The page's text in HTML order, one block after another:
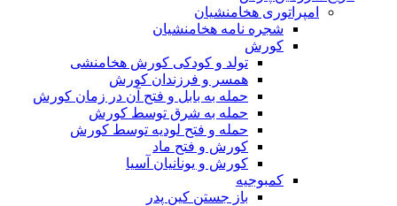
امپراتوری هخامنشیان
شجره نامه هخامنشیان
کورش
تولد و کودکی کورش هخامنشی
همسر و فرزندان کورش
حمله به بابل و فتح آن در زمان کورش
حمله به شرق توسط کورش
حمله و فتح لودیه توسط کورش
کورش و فتح ماد
کورش و یونانیان آسیا
کمبوجیه
باز جستن کین پدر